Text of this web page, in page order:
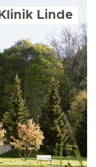
Klinik Linde